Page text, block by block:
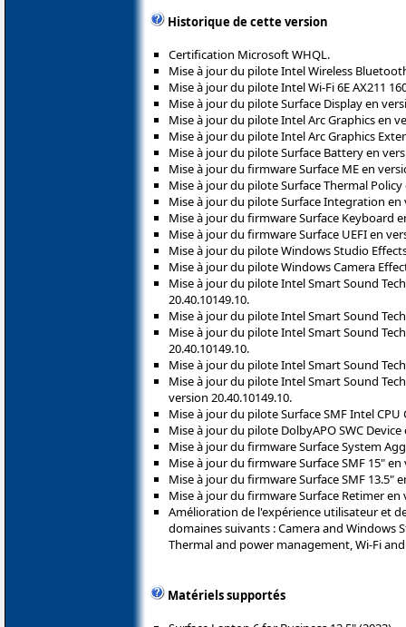
Historique de cette version
Certification Microsoft WHQL.
Mise à jour du pilote Intel Wireless
Mise à jour du pilote Intel Wi-Fi 6E AX211
Mise à jour du pilote Surface Display en
Mise à jour du pilote Intel Arc Graphics en
Mise à jour du pilote Intel Arc Graphics
Mise à jour du pilote Surface Battery en
Mise à jour du firmware Surface ME en
Mise à jour du pilote Surface Thermal Policy
Mise à jour du pilote Surface Integration en
Mise à jour du firmware Surface Keyboard
Mise à jour du firmware Surface UEFI en
Mise à jour du pilote Windows Studio
Mise à jour du pilote Windows Camera
Mise à jour du pilote Intel Smart Sound
20.40.10149.10.
Mise à jour du pilote Intel Smart Sound
Mise à jour du pilote Intel Smart Sound
20.40.10149.10.
Mise à jour du pilote Intel Smart Sound
Mise à jour du pilote Intel Smart Sound
version 20.40.10149.10.
Mise à jour du pilote Surface SMF Intel CPU
Mise à jour du pilote DolbyAPO SWC Device
Mise à jour du firmware Surface System
Mise à jour du firmware Surface SMF 15" en
Mise à jour du firmware Surface SMF 13.5"
Mise à jour du firmware Surface Retimer en
Amélioration de l'expérience utilisateur et
domaines suivants : Camera and Windows
Thermal and power management, Wi-Fi
Matériels supportés